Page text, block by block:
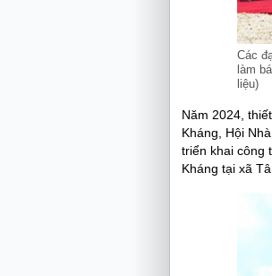
Các
làm
liệu)
Năm 2024,
Kháng, Hội
triển khai công
Kháng tại xã